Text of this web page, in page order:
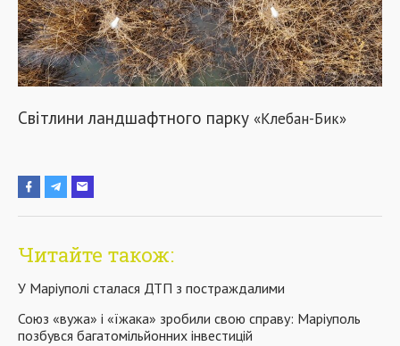
Світлини ландшафтного парку «Клебан-Бик»
Читайте також:
У Маріуполі сталася ДТП з постраждалими
Союз «вужа» і «їжака» зробили свою справу: Маріуполь
позбувся багатомільйонних інвестицій